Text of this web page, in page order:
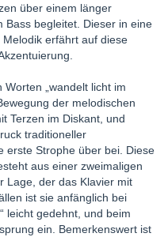
über einem länger
Bass begleitet. Dieser in eine
erfährt auf diese
„wandelt licht im
der melodischen
Terzen im Diskant, und
traditioneller
erste Strophe über bei. Diese
aus einer zweimaligen
Lage, der das Klavier mit
ist sie anfänglich bei
leicht gedehnt, und beim
ein. Bemerkenswert ist